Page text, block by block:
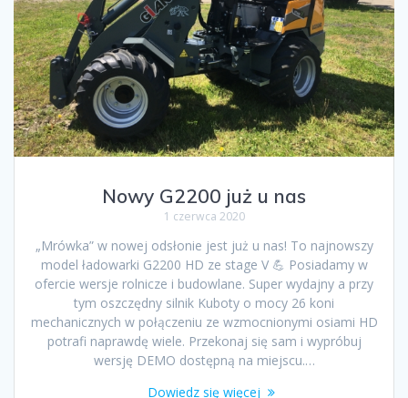
Nowy G2200 już u nas
1 czerwca 2020
„Mrówka” w nowej odsłonie jest już u nas! To najnowszy
model ładowarki G2200 HD ze stage V 💪 Posiadamy w
ofercie wersje rolnicze i budowlane. Super wydajny a przy
tym oszczędny silnik Kuboty o mocy 26 koni
mechanicznych w połączeniu ze wzmocnionymi osiami HD
potrafi naprawdę wiele. Przekonaj się sam i wypróbuj
wersję DEMO dostępną na miejscu.…
Dowiedz się więcej